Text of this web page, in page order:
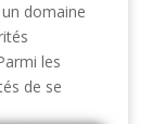
domaine
les
de se